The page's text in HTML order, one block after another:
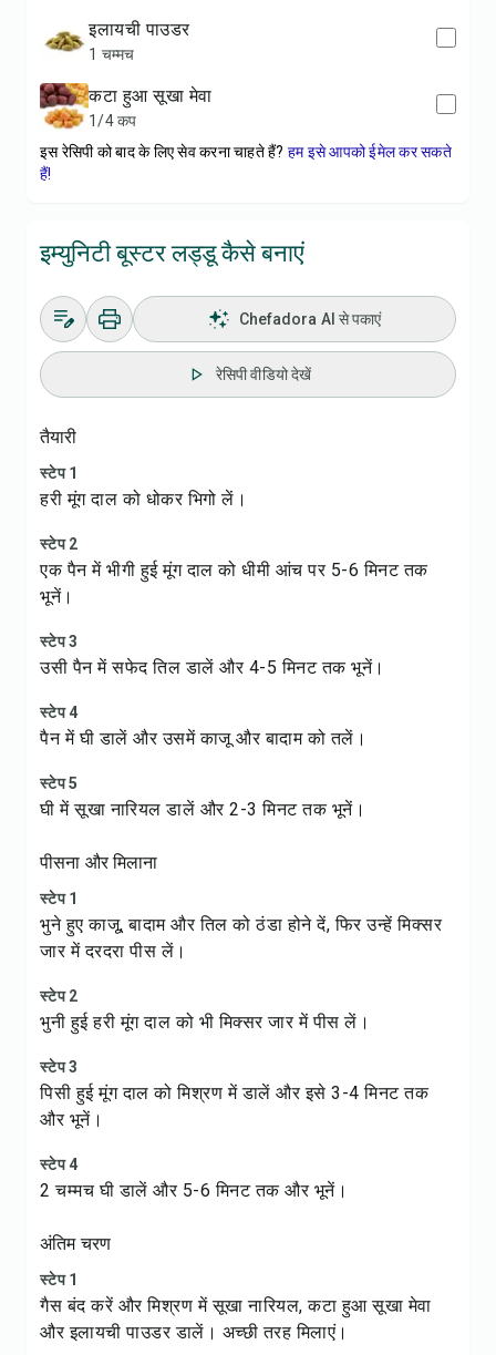
इलायची पाउडर
1 चम्मच
कटा हुआ सूखा मेवा
1/4 कप
इस रेसिपी को बाद के लिए सेव करना चाहते हैं? हम इसे आपको ईमेल कर सकते
हैं!
इम्युनिटी बूस्टर लड्डू कैसे बनाएं
Chefadora AI से पकाएं
रेसिपी वीडियो देखें
तैयारी
स्टेप 1
हरी मूंग दाल को धोकर भिगो लें।
स्टेप 2
एक पैन में भीगी हुई मूंग दाल को धीमी आंच पर 5-6 मिनट तक
भूनें।
स्टेप 3
उसी पैन में सफेद तिल डालें और 4-5 मिनट तक भूनें।
स्टेप 4
पैन में घी डालें और उसमें काजू और बादाम को तलें।
स्टेप 5
घी में सूखा नारियल डालें और 2-3 मिनट तक भूनें।
पीसना और मिलाना
स्टेप 1
भुने हुए काजू, बादाम और तिल को ठंडा होने दें, फिर उन्हें मिक्सर
जार में दरदरा पीस लें।
स्टेप 2
भुनी हुई हरी मूंग दाल को भी मिक्सर जार में पीस लें।
स्टेप 3
पिसी हुई मूंग दाल को मिश्रण में डालें और इसे 3-4 मिनट तक
और भूनें।
स्टेप 4
2 चम्मच घी डालें और 5-6 मिनट तक और भूनें।
अंतिम चरण
स्टेप 1
गैस बंद करें और मिश्रण में सूखा नारियल, कटा हुआ सूखा मेवा
और इलायची पाउडर डालें। अच्छी तरह मिलाएं।